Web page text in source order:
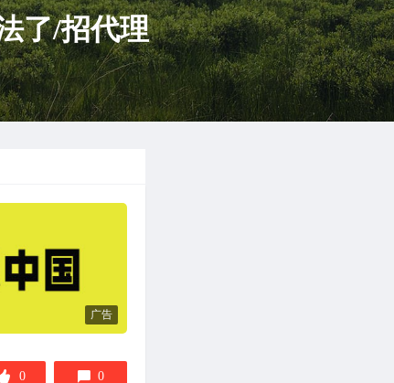
了/招代理
广告
0 0